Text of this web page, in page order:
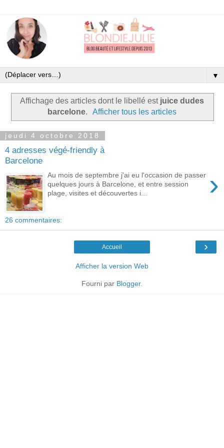
▼
Affichage des articles dont le libellé est juice dudes
barcelone. Afficher tous les articles
jeudi 4 octobre 2018
4 adresses végé-friendly à
Barcelone
›
Au mois de septembre j'ai eu l'occasion de passer
quelques jours à Barcelone, et entre session
plage, visites et découvertes i...
26 commentaires:
›
Accueil
Afficher la version Web
Fourni par Blogger.